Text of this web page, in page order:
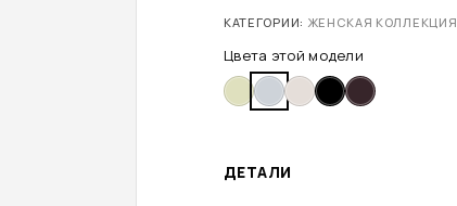
КАТЕГОРИИ: ЖЕНСКАЯ КОЛЛЕКЦИЯ
Цвета этой модели
ДЕТАЛИ